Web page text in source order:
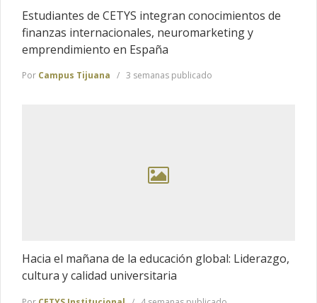
Estudiantes de CETYS integran conocimientos de
finanzas internacionales, neuromarketing y
emprendimiento en España
Por Campus Tijuana 3 semanas publicado
Hacia el mañana de la educación global: Liderazgo,
cultura y calidad universitaria